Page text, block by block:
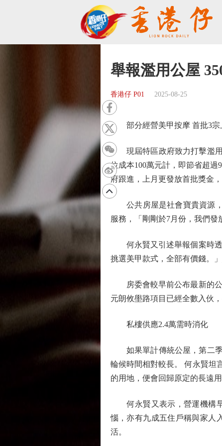
舉報濫用公屋
香港仔 P01 2025-08-25
部分經營美甲按摩 首批3宗
現屆特區政府致力打擊濫用公
位成本100萬元計，即節省超過
府跟進，上月更發放首批獎金
公共房屋是社會寶貴資源，
服務，「剛剛於7月份，我們發
何永賢又引述舉報個案時透
挑選美甲款式，全部有價錢。
房委會較早前公布最新的公
元朗攸壆路項目已經全數入伙
私樓供應2.4萬需時消化
如果單計傳統公屋，第二季
輪候時間相對較長。 何永賢坦
的用地，便會回歸原定的長遠用
何永賢又表示，營運機構早
惱，亦有九成五住戶稱與家人
活。